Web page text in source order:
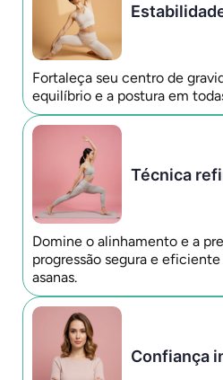
Fortaleça seu centro de
equilíbrio e a postura em
Técnica
Domine o alinhamento e a
progressão segura e
asanas.
Confiança